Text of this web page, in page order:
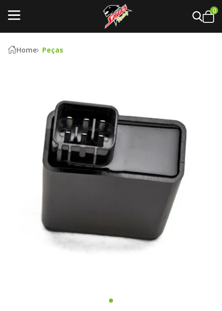
0
Home Peças